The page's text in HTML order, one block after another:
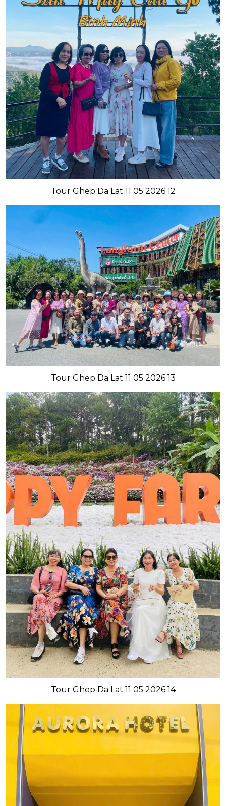
Tour Ghep Da Lat 11 05 2026 12
Tour Ghep Da Lat 11 05 2026 13
Tour Ghep Da Lat 11 05 2026 14